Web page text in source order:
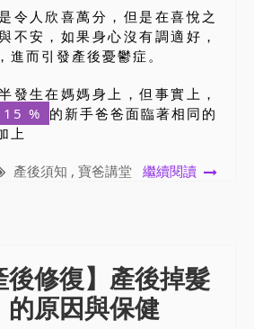
令人欣喜萬分，但是在喜悅之
不安，如果身心沒有調適好，
進而引發產後憂鬱症。
發生在媽媽身上，但事實上，
15 % 的新手爸爸面臨著相同的
上
產後須知 , 寶爸講堂 繼續閱讀
後修復】產後掉髮
的原因與保健